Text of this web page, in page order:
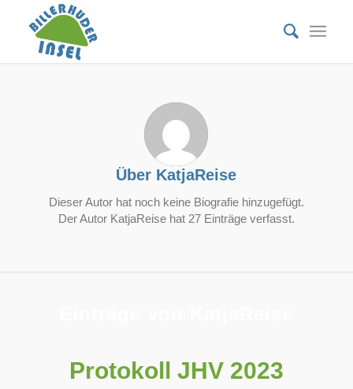
Über KatjaReise
Dieser Autor hat noch keine Biografie hinzugefügt.
Der Autor KatjaReisehat 27 Einträge verfasst.
Protokoll JHV 2023